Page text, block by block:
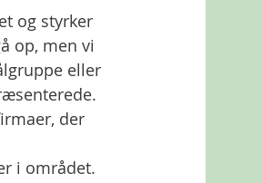
og styrker
op, men vi
eller
der
i området.